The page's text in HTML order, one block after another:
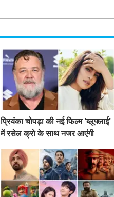
प्रियंका चोपड़ा की नई फिल्म 'ब्लूफ्लाई'
में रसेल क्रो के साथ नजर आएंगी